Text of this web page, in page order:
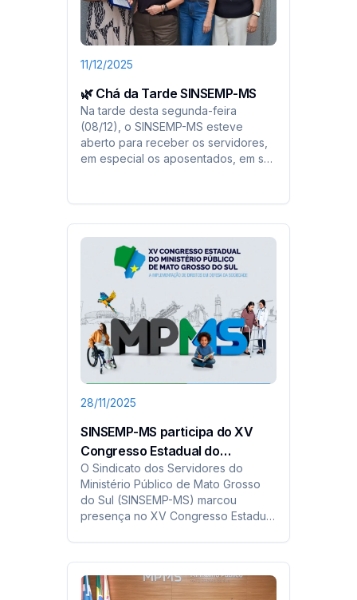
11/12/2025
🌿 Chá da Tarde SINSEMP-MS
Na tarde desta segunda-feira
(08/12), o SINSEMP-MS esteve
aberto para receber os servidores,
em especial os aposentados, em sua
nova Lei de Absorção.
28/11/2025
SINSEMP-MS participa do XV
Congresso Estadual do
Ministério Público de Mato
Grosso do Sul
O Sindicato dos Servidores do
Ministério Público de Mato Grosso
do Sul (SINSEMP-MS) marcou
presença no XV Congresso Estadual
membros, servidores, autoridades e
especialistas para discutir o tema *A
Implementação de Direitos em